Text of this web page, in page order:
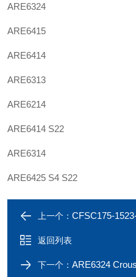
ARE6324
ARE6415
ARE6414
ARE6313
ARE6214
ARE6414 S22
ARE6314
ARE6425 S4 S22
上一个： CFSC175-1523-M15伊顿
返回列表
下一个： ARE6324 Crouse-Hinds